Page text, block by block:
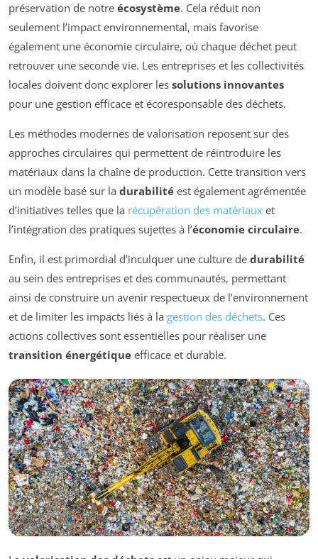
préservation de notre écosystème. Cela réduit non
seulement l’impact environnemental, mais favorise
également une économie circulaire, où chaque déchet peut
retrouver une seconde vie. Les entreprises et les collectivités
locales doivent donc explorer les solutions innovantes
pour une gestion efficace et écoresponsable des déchets.
Les méthodes modernes de valorisation reposent sur des
approches circulaires qui permettent de réintroduire les
matériaux dans la chaîne de production. Cette transition vers
un modèle basé sur la durabilité est également agrémentée
d’initiatives telles que la récupération des matériaux et
l’intégration des pratiques sujettes à l’économie circulaire.
Enfin, il est primordial d’inculquer une culture de durabilité
au sein des entreprises et des communautés, permettant
ainsi de construire un avenir respectueux de l’environnement
et de limiter les impacts liés à la gestion des déchets. Ces
actions collectives sont essentielles pour réaliser une
transition énergétique efficace et durable.